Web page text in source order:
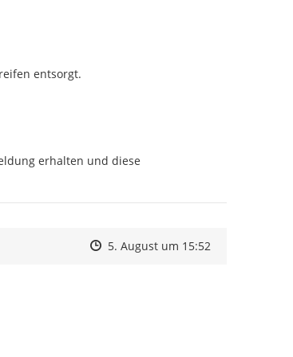
entsorgt.
erhalten und diese
Zeitpunkt des Erstellens
Zeitpunkt des Erstellens
5. August um 15:52Zur Äußerung